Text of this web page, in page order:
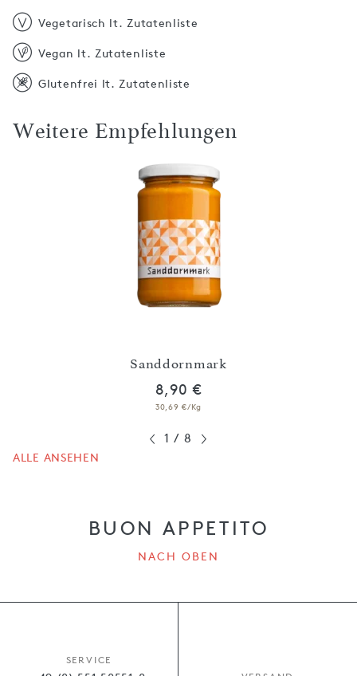
Vegetarisch lt. Zutatenliste
Vegan lt. Zutatenliste
Glutenfrei lt. Zutatenliste
Weitere Empfehlungen
Sanddornmark
8,90 €
30,69 €/Kg
1 / 8
ALLE ANSEHEN
BUON APPETITO
NACH OBEN
SERVICE